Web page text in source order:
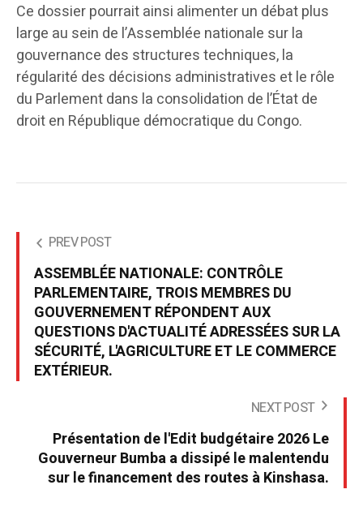
Ce dossier pourrait ainsi alimenter un débat plus
large au sein de l’Assemblée nationale sur la
gouvernance des structures techniques, la
régularité des décisions administratives et le rôle
du Parlement dans la consolidation de l’État de
droit en République démocratique du Congo.
PREV POST
ASSEMBLÉE NATIONALE: CONTRÔLE
PARLEMENTAIRE, TROIS MEMBRES DU
GOUVERNEMENT RÉPONDENT AUX
QUESTIONS D'ACTUALITÉ ADRESSÉES SUR LA
SÉCURITÉ, L'AGRICULTURE ET LE COMMERCE
EXTÉRIEUR.
NEXT POST
Présentation de l'Edit budgétaire 2026 Le
Gouverneur Bumba a dissipé le malentendu
sur le financement des routes à Kinshasa.